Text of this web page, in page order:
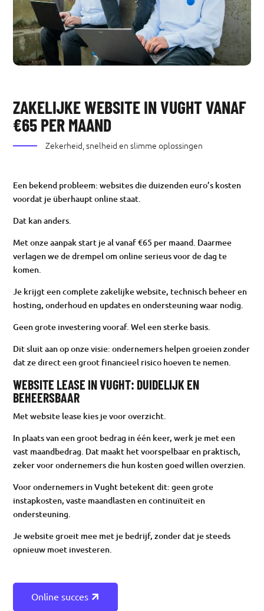
ZAKELIJKE WEBSITE IN VUGHT VANAF
€65 PER MAAND
Zekerheid, snelheid en slimme oplossingen
Een bekend probleem: websites die duizenden euro’s kosten
voordat je überhaupt online staat.
Dat kan anders.
Met onze aanpak start je al vanaf €65 per maand. Daarmee
verlagen we de drempel om online serieus voor de dag te
komen.
Je krijgt een complete zakelijke website, technisch beheer en
hosting, onderhoud en updates en ondersteuning waar nodig.
Geen grote investering vooraf. Wel een sterke basis.
Dit sluit aan op onze visie: ondernemers helpen groeien zonder
dat ze direct een groot financieel risico hoeven te nemen.
WEBSITE LEASE IN VUGHT: DUIDELIJK EN
BEHEERSBAAR
Met website lease kies je voor overzicht.
In plaats van een groot bedrag in één keer, werk je met een
vast maandbedrag. Dat maakt het voorspelbaar en praktisch,
zeker voor ondernemers die hun kosten goed willen overzien.
Voor ondernemers in Vught betekent dit: geen grote
instapkosten, vaste maandlasten en continuïteit en
ondersteuning.
Je website groeit mee met je bedrijf, zonder dat je steeds
opnieuw moet investeren.
Online succes